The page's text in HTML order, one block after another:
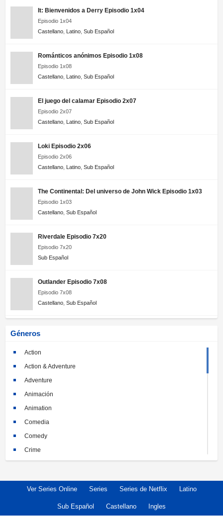
It: Bienvenidos a Derry Episodio 1x04
Episodio 1x04
Castellano Latino Sub Español
Románticos anónimos Episodio 1x08
Episodio 1x08
Castellano Latino Sub Español
El juego del calamar Episodio 2x07
Episodio 2x07
Castellano Latino Sub Español
Loki Episodio 2x06
Episodio 2x06
Castellano Latino Sub Español
The Continental: Del universo de John Wick Episodio 1x03
Episodio 1x03
Castellano Sub Español
Riverdale Episodio 7x20
Episodio 7x20
Sub Español
Outlander Episodio 7x08
Episodio 7x08
Castellano Sub Español
Géneros
Action
Action & Adventure
Adventure
Animación
Animation
Comedia
Comedy
Crime
Documentary
Ver Series Online Series Series de Netflix Latino
Sub Español Castellano Ingles